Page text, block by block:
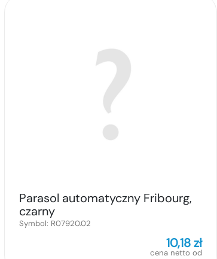
Parasol automatyczny Fribourg,
czarny
Symbol: R07920.02
10,18zł
cena netto od